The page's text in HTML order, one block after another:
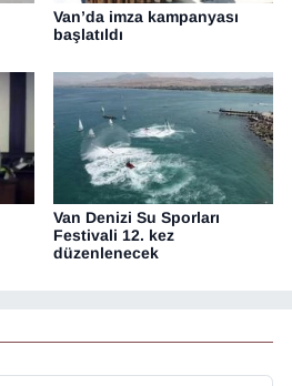
Van’da imza kampanyası
başlatıldı
Van Denizi Su Sporları
Festivali 12. kez
düzenlenecek